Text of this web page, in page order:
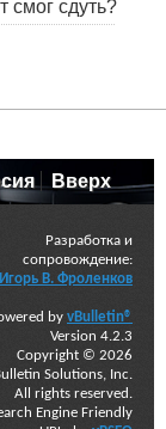
смог сдуть?
Вверх
Разработка и
сопровождение:
Игорь В. Фроленков
by vBulletin®
Version 4.2.3
Copyright © 2026
Solutions, Inc.
All rights reserved.
Engine Friendly